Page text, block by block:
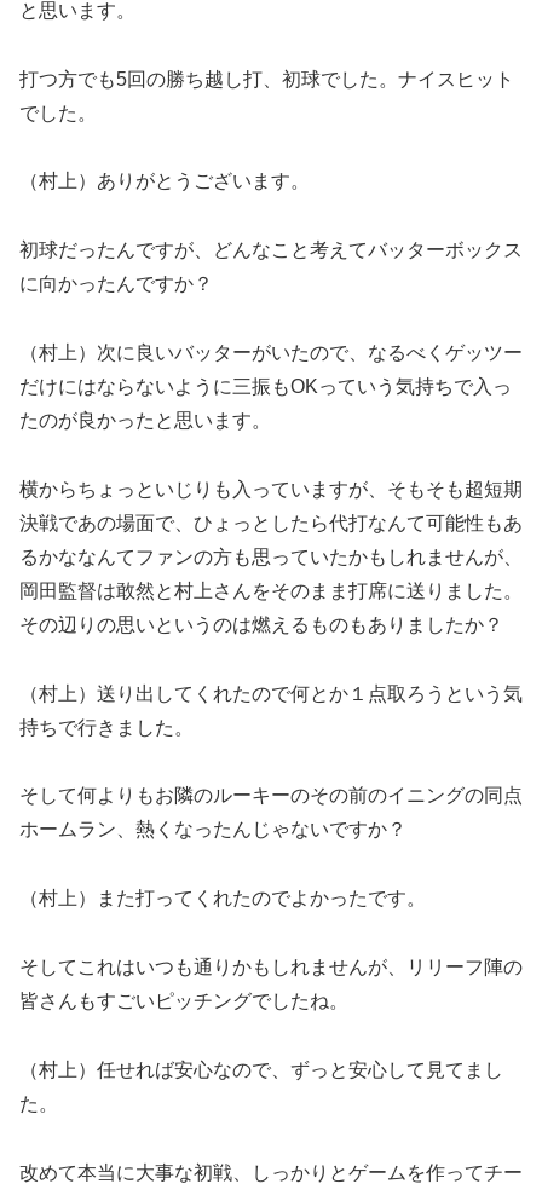
と思います。
打つ方でも5回の勝ち越し打、初球でした。ナイスヒット
でした。
（村上）ありがとうございます。
初球だったんですが、どんなこと考えてバッターボックス
に向かったんですか？
（村上）次に良いバッターがいたので、なるべくゲッツー
だけにはならないように三振もOKっていう気持ちで入っ
たのが良かったと思います。
横からちょっといじりも入っていますが、そもそも超短期
決戦であの場面で、ひょっとしたら代打なんて可能性もあ
るかななんてファンの方も思っていたかもしれませんが、
岡田監督は敢然と村上さんをそのまま打席に送りました。
その辺りの思いというのは燃えるものもありましたか？
（村上）送り出してくれたので何とか１点取ろうという気
持ちで行きました。
そして何よりもお隣のルーキーのその前のイニングの同点
ホームラン、熱くなったんじゃないですか？
（村上）また打ってくれたのでよかったです。
そしてこれはいつも通りかもしれませんが、リリーフ陣の
皆さんもすごいピッチングでしたね。
（村上）任せれば安心なので、ずっと安心して見てまし
た。
改めて本当に大事な初戦、しっかりとゲームを作ってチー